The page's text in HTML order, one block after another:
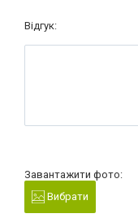
Відгук:
Завантажити фото:
Вибрати